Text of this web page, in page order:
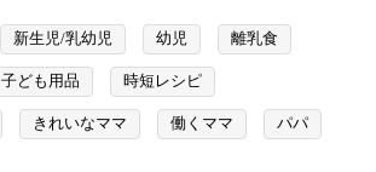
新生児/乳幼児 幼児 離乳食
子ども用品 時短レシピ
きれいなママ 働くママ パパ